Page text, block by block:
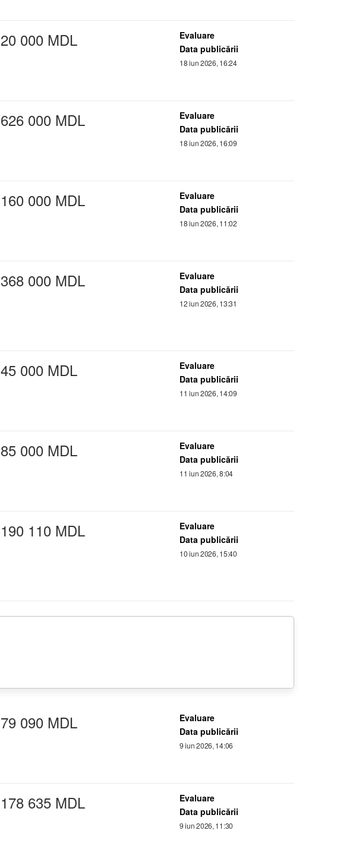
20 000 MDL
Evaluare
Data publicării
18 iun 2026, 16:24
626 000 MDL
Evaluare
Data publicării
18 iun 2026, 16:09
160 000 MDL
Evaluare
Data publicării
18 iun 2026, 11:02
368 000 MDL
Evaluare
Data publicării
12 iun 2026, 13:31
45 000 MDL
Evaluare
Data publicării
11 iun 2026, 14:09
85 000 MDL
Evaluare
Data publicării
11 iun 2026, 8:04
190 110 MDL
Evaluare
Data publicării
10 iun 2026, 15:40
79 090 MDL
Evaluare
Data publicării
9 iun 2026, 14:06
178 635 MDL
Evaluare
Data publicării
9 iun 2026, 11:30